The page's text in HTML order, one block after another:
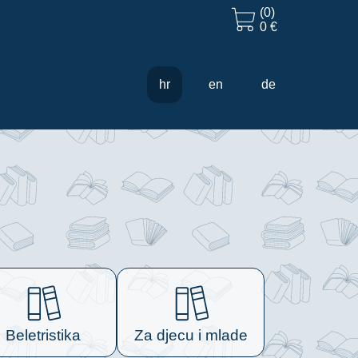
(0)
0 €
hr en de
Beletristika Za djecu i mlade